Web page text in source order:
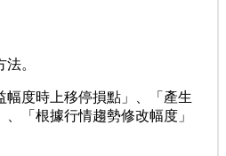
。
幅度時上移停損點」、「產生
「根據行情趨勢修改幅度」